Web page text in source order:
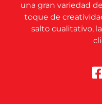
una gran variedad
toque de
salto cualitativo,